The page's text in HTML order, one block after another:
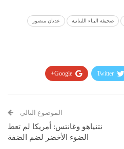
صحيفة البناء اللبنانية عدنان منصور
Twitter
Google+
الموضوع التالي
نتنياهو وغانتس: أمريكا لم تعط
الضوء الأخضر لضم الضفة